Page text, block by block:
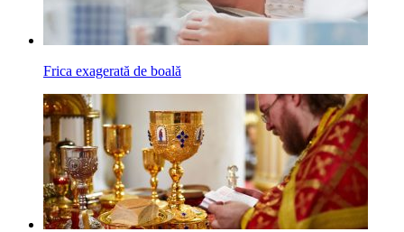
Frica exagerată de boală